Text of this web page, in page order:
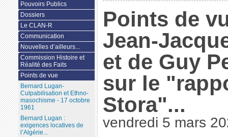
Points de
Jean-
et de Guy
sur le
Stora"...
vendredi 5 mars
Pouvoirs Publics
Dossiers
Le CLAN-R
Communication
Nouvelles d’ailleurs...
Commission Histoire et
Réalité des Faits
Points de vue
Bernard Lugan-
Culpabilisation et Ethno-
masochisme - 17 octobre
1961
Bernard Lugan :
exigences locatives de
l’Algérie...